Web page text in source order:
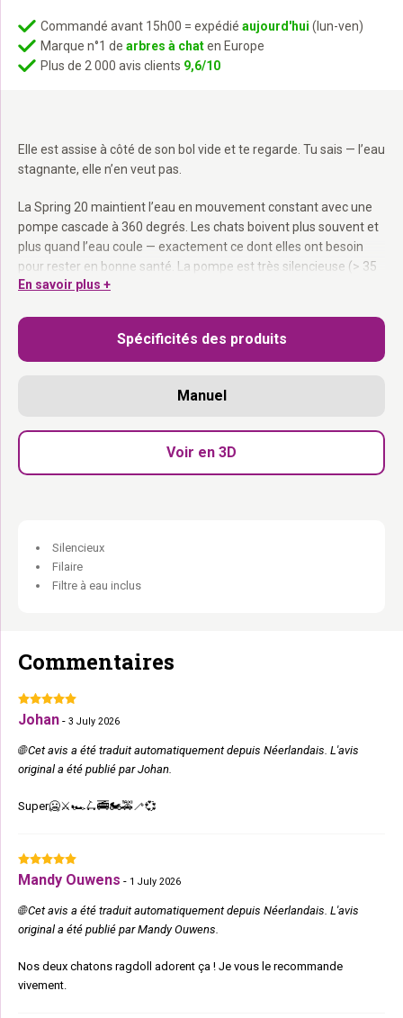
Elle est assise à côté de son bol vide et te regarde. Tu sais — l’eau
stagnante, elle n’en veut pas.
La Spring 20 maintient l’eau en mouvement constant avec une
pompe cascade à 360 degrés. Les chats boivent plus souvent et
plus quand l’eau coule — exactement ce dont elles ont besoin
pour rester en bonne santé. La pompe est très silencieuse (> 35
dB). Réservoir de 2,4 litres avec fenêtre transparente pour voir le
Pompe cascade à 360 degrés : L’eau coule toujours — les chats
boivent plus.
Réservoir 2,4 L avec fenêtre :Tu vois toujours combien d’eau il
Éclairage LED :
En savoir plus +
était :
€32, 50.
est :
€25,-.
Commandé avant 15h00 = expédié aujourd'hui (lun-ven)
Marque n°1 de arbres à chaten Europe
Plus de 2 000 avis clients 9,6/10
Spécificités des produits
Manuel
Voir en 3D
Silencieux
Filaire
Filtre à eau inclus
Commentaires
Johan - 3 July 2026
🌐 Cet avis a été traduit automatiquement depuis Néerlandais. L'avis
original a été publié par Johan.
Super🥶⚔️🏎️🛴🚎🏍️🚕🦯💞
Mandy Ouwens - 1 July 2026
🌐 Cet avis a été traduit automatiquement depuis Néerlandais. L'avis
original a été publié par Mandy Ouwens.
Nos deux chatons ragdoll adorent ça ! Je vous le recommande
vivement.